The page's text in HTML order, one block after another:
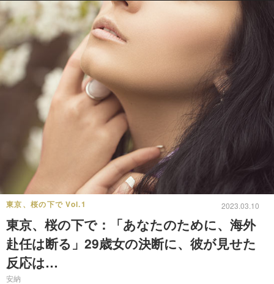
東京、桜の下で Vol.1 2023.03.10
東京、桜の下で：「あなたのために、海外
赴任は断る」29歳女の決断に、彼が見せた
反応は…
安納